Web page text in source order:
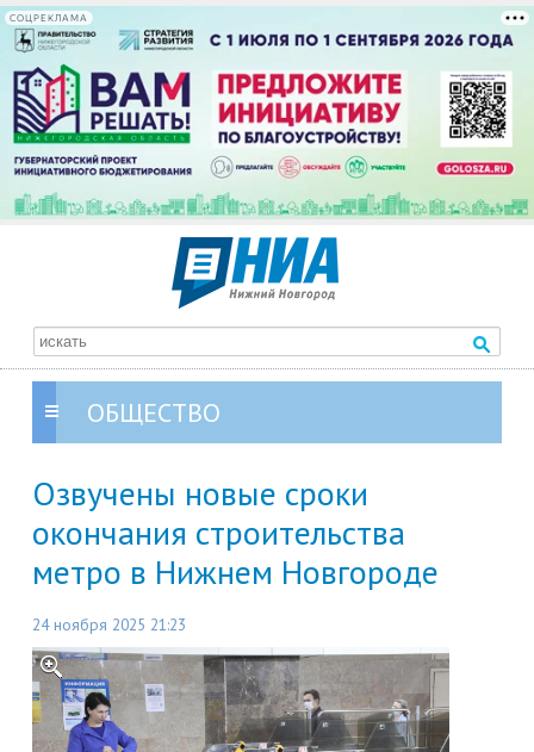
СОЦРЕКЛАМА
ОБЩЕСТВО
Озвучены новые сроки
окончания строительства
метро в Нижнем Новгороде
24 ноября 2025 21:23